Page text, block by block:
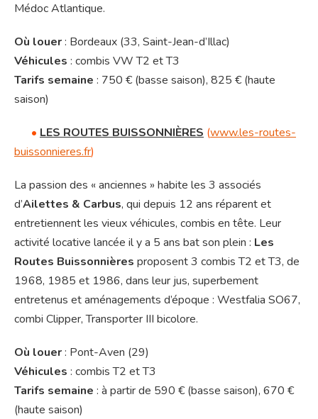
Médoc Atlantique.
Où louer: Bordeaux (33, Saint-Jean-d’Illac)
Véhicules : combis VW T2 et T3
Tarifs semaine : 750 € (basse saison), 825 € (haute
saison)
• LES ROUTES BUISSONNIÈRES (www.les-routes-
buissonnieres.fr)
La passion des « anciennes » habite les 3 associés
d’Ailettes & Carbus, qui depuis 12 ans réparent et
entretiennent les vieux véhicules, combis en tête. Leur
activité locative lancée il y a 5 ans bat son plein : Les
Routes Buissonnières proposent 3 combis T2 et T3, de
1968, 1985 et 1986, dans leur jus, superbement
entretenus et aménagements d’époque : Westfalia SO67,
combi Clipper, Transporter III bicolore.
Où louer: Pont-Aven (29)
Véhicules : combis T2 et T3
Tarifs semaine : à partir de 590 € (basse saison), 670 €
(haute saison)